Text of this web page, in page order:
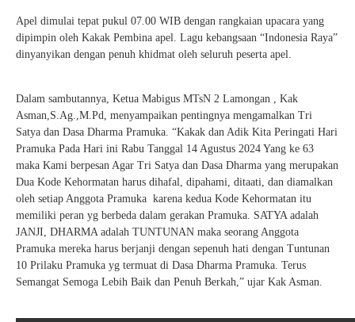
Apel dimulai tepat pukul 07.00 WIB dengan rangkaian upacara yang
dipimpin oleh Kakak Pembina apel. Lagu kebangsaan “Indonesia Raya”
dinyanyikan dengan penuh khidmat oleh seluruh peserta apel.
Dalam sambutannya, Ketua Mabigus MTsN 2 Lamongan , Kak
Asman,S.Ag.,M.Pd, menyampaikan pentingnya mengamalkan Tri
Satya dan Dasa Dharma Pramuka. “Kakak dan Adik Kita Peringati Hari
Pramuka Pada Hari ini Rabu Tanggal 14 Agustus 2024 Yang ke 63
maka Kami berpesan Agar Tri Satya dan Dasa Dharma yang merupakan
Dua Kode Kehormatan harus dihafal, dipahami, ditaati, dan diamalkan
oleh setiap Anggota Pramuka karena kedua Kode Kehormatan itu
memiliki peran yg berbeda dalam gerakan Pramuka. SATYA adalah
JANJI, DHARMA adalah TUNTUNAN maka seorang Anggota
Pramuka mereka harus berjanji dengan sepenuh hati dengan Tuntunan
10 Prilaku Pramuka yg termuat di Dasa Dharma Pramuka. Terus
Semangat Semoga Lebih Baik dan Penuh Berkah,” ujar Kak Asman.